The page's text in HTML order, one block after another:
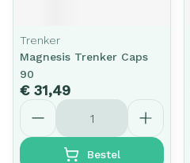
Trenker
Magnesis Trenker Caps
90
€ 31,49
Aantal
Bestel